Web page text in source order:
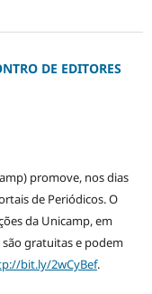
DE EDITORES
promove, nos dias
de Periódicos. O
da Unicamp, em
gratuitas e podem
bit.ly/2wCyBef.